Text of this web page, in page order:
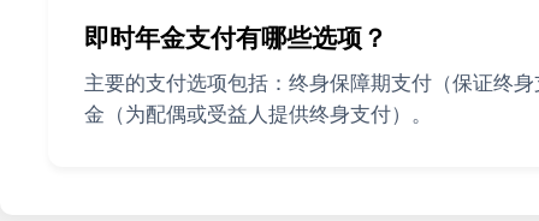
即时年金支付有哪些选项？
主要的支付选项包括：终身保障期支付（保证终
金（为配偶或受益人提供终身支付）。